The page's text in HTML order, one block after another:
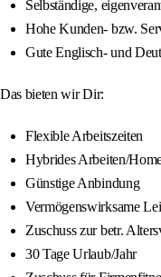
Selbständige,
Hohe Kunden- bzw.
Gute Englisch- und
Das bieten wir Dir:
Flexible Arbeitszeiten
Hybrides Arbeiten/
Günstige Anbindung
Vermögenswirksame
Zuschuss zur betr.
30 Tage Urlaub/Jahr